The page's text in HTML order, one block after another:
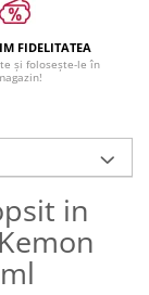
FIDELITATEA
și folosește-le în
in